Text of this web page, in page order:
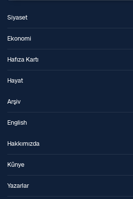
Siyaset
Ekonomi
Hafıza Kartı
Hayat
Arşiv
English
Hakkımızda
Künye
Yazarlar